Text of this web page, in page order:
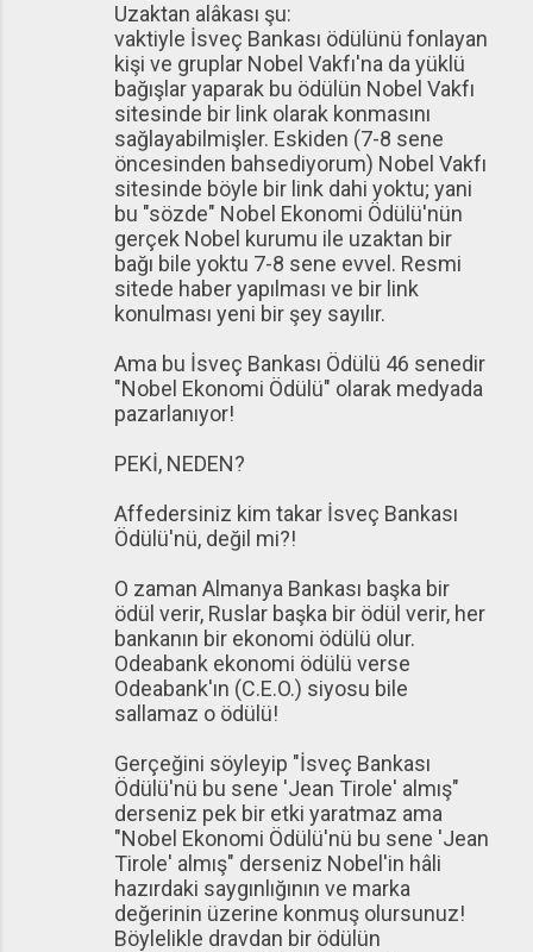
Uzaktan alâkası şu:
vaktiyle İsveç Bankası ödülünü fonlayan
kişi ve gruplar Nobel Vakfı'na da yüklü
bağışlar yaparak bu ödülün Nobel Vakfı
sitesinde bir link olarak konmasını
sağlayabilmişler. Eskiden (7-8 sene
öncesinden bahsediyorum) Nobel Vakfı
sitesinde böyle bir link dahi yoktu; yani
bu "sözde" Nobel Ekonomi Ödülü'nün
gerçek Nobel kurumu ile uzaktan bir
bağı bile yoktu 7-8 sene evvel. Resmi
sitede haber yapılması ve bir link
konulması yeni bir şey sayılır.
Ama bu İsveç Bankası Ödülü 46 senedir
"Nobel Ekonomi Ödülü" olarak medyada
pazarlanıyor!
PEKİ, NEDEN?
Affedersiniz kim takar İsveç Bankası
Ödülü'nü, değil mi?!
O zaman Almanya Bankası başka bir
ödül verir, Ruslar başka bir ödül verir, her
bankanın bir ekonomi ödülü olur.
Odeabank ekonomi ödülü verse
Odeabank'ın (C.E.O.) siyosu bile
sallamaz o ödülü!
Gerçeğini söyleyip "İsveç Bankası
Ödülü'nü bu sene 'Jean Tirole' almış"
derseniz pek bir etki yaratmaz ama
"Nobel Ekonomi Ödülü'nü bu sene 'Jean
Tirole' almış" derseniz Nobel'in hâli
hazırdaki saygınlığının ve marka
değerinin üzerine konmuş olursunuz!
Böylelikle dravdan bir ödülün